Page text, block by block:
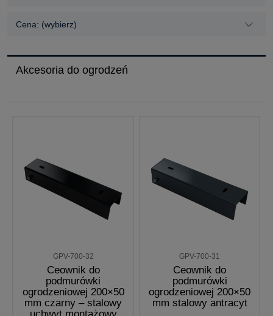
Cena: (wybierz)
Akcesoria do ogrodzeń
GPV-700-32
Ceownik do
podmurówki
ogrodzeniowej 200×50
mm czarny – stalowy
GPV-700-31
Ceownik do
podmurówki
ogrodzeniowej 200×50
mm stalowy antracyt